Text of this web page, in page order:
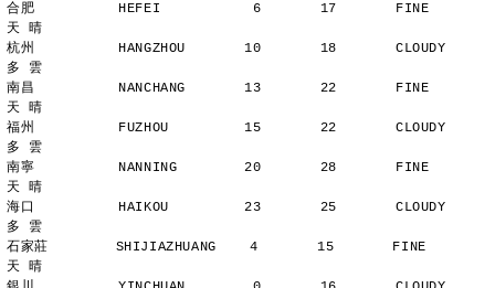
合肥          HEFEI           6       17       FINE
天 晴
杭州          HANGZHOU       10       18       CLOUDY
多 雲
南昌          NANCHANG       13       22       FINE
天 晴
福州          FUZHOU         15       22       CLOUDY
多 雲
南寧          NANNING        20       28       FINE
天 晴
海口          HAIKOU         23       25       CLOUDY
多 雲
石家莊        SHIJIAZHUANG    4       15       FINE
天 晴